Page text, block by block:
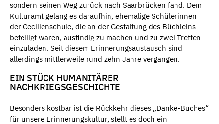
sondern seinen Weg zurück nach Saarbrücken fand. Dem
Kulturamt gelang es daraufhin, ehemalige Schülerinnen
der Cecilienschule, die an der Gestaltung des Büchleins
beteiligt waren, ausfindig zu machen und zu zwei Treffen
einzuladen. Seit diesem Erinnerungsaustausch sind
allerdings mittlerweile rund zehn Jahre vergangen.
EIN STÜCK HUMANITÄRER
NACHKRIEGSGESCHICHTE
Besonders kostbar ist die Rückkehr dieses „Danke-Buches“
für unsere Erinnerungskultur, stellt es doch ein